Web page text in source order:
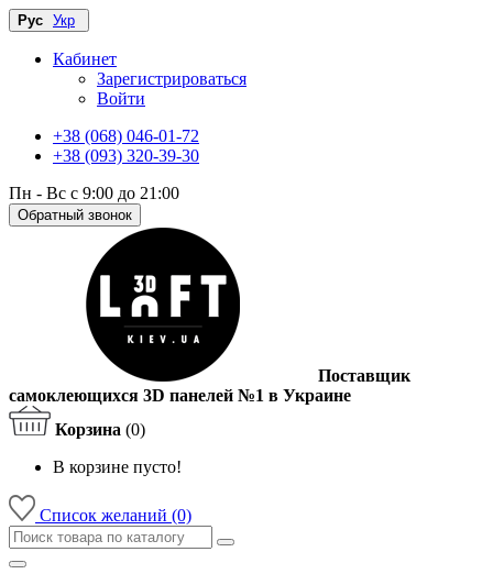
Рус Укр
Кабинет
Зарегистрироваться
Войти
+38 (068) 046-01-72
+38 (093) 320-39-30
Пн - Вс с 9:00 до 21:00
Обратный звонок
Поставщик
самоклеющихся 3D панелей №1 в Украине
Корзина (0)
В корзине пусто!
Список желаний (0)